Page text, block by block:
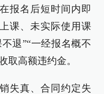
报名后短时间内即
课、未实际使用课
退”“一经报名概不
取高额违约金。
失真、合同约定失